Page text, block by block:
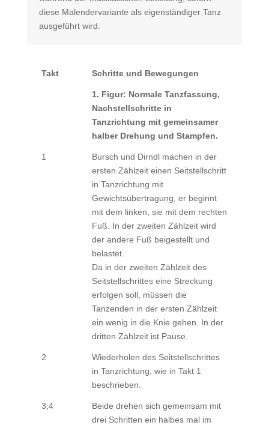
diese Malendervariante als eigenständiger Tanz
ausgeführt wird.
Takt Schritte und Bewegungen
1. Figur: Normale Tanzfassung,
Nachstellschritte in
Tanzrichtung mit gemeinsamer
halber Drehung und Stampfen.
1
Bursch und Dirndl machen in der
ersten Zählzeit einen Seitstellschritt
in Tanzrichtung mit
Gewichtsübertragung, er beginnt
mit dem linken, sie mit dem rechten
Fuß. In der zweiten Zählzeit wird
der andere Fuß beigestellt und
belastet.
Da in der zweiten Zählzeit des
Seitstellschrittes eine Streckung
erfolgen soll, müssen die
Tanzenden in der ersten Zählzeit
ein wenig in die Knie gehen. In der
dritten Zählzeit ist Pause.
2
Wiederholen des Seitstellschrittes
in Tanzrichtung, wie in Takt 1
beschrieben.
3,4
Beide drehen sich gemeinsam mit
drei Schritten ein halbes mal im